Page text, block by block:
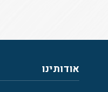
אודותינו